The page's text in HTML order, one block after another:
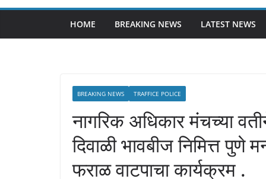
HOME BREAKING NEWS LATEST NEWS
BREAKING NEWS TRAFFICE POLICE
नागरिक अधिकार मंचच्या
दिवाळी भावबीज निमित्त पुणे
फराळ वाटपाचा कार्यक्रम .